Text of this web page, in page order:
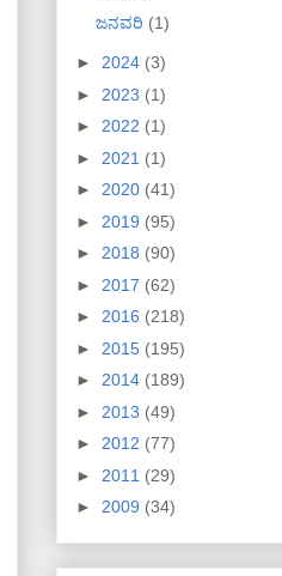
ಜನವರಿ (1)
► 2024 (3)
► 2023 (1)
► 2022 (1)
► 2021 (1)
► 2020 (41)
► 2019 (95)
► 2018 (90)
► 2017 (62)
► 2016 (218)
► 2015 (195)
► 2014 (189)
► 2013 (49)
► 2012 (77)
► 2011 (29)
► 2009 (34)